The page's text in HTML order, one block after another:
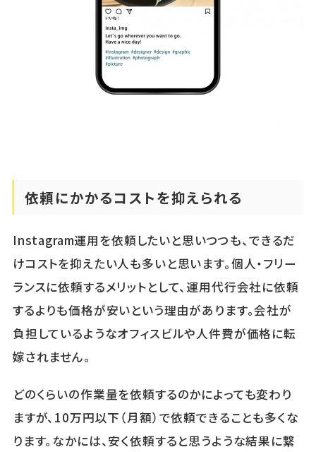
依頼にかかるコストを抑えられる
Instagram運用を依頼したいと思いつつも、できるだ
けコストを抑えたい人も多いと思います。個人・フリー
ランスに依頼するメリットとして、運用代行会社に依頼
するよりも価格が安いという理由があります。会社が
負担しているようなオフィスビルや人件費が価格に転
嫁されません。
どのくらいの作業量を依頼するのかによっても変わり
ますが、10万円以下（月額）で依頼できることも多くな
ります。なかには、安く依頼すると思うような結果に繋